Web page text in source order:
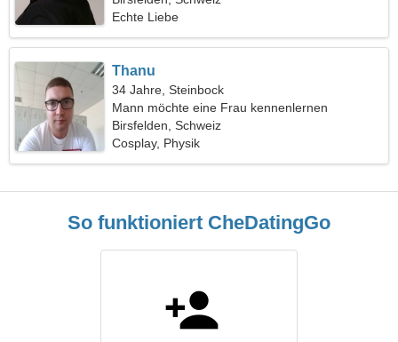
Echte Liebe
Thanu
34 Jahre, Steinbock
Mann möchte eine Frau kennenlernen
Birsfelden, Schweiz
Cosplay, Physik
So funktioniert CheDatingGo